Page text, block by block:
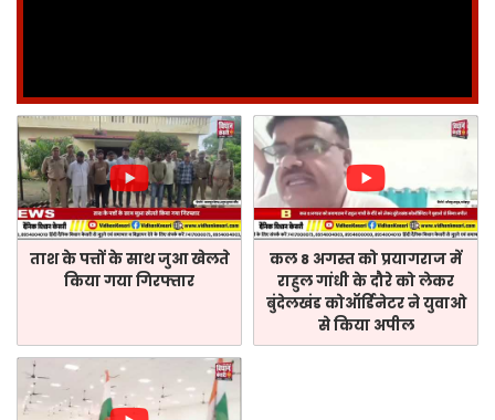
ताश के पत्तों के साथ जुआ खेलते
किया गया गिरफ्तार
कल 8 अगस्त को प्रयागराज में
राहुल गांधी के दौरे को लेकर
बुंदेलखंड कोऑर्डिनेटर ने युवाओ
से किया अपील